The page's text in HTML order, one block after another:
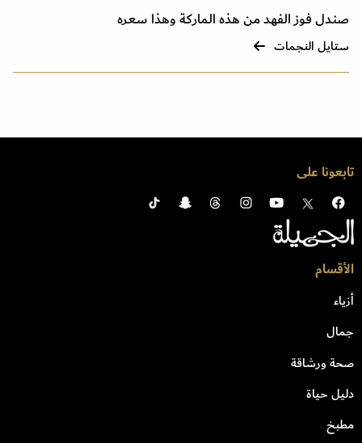
صندل فوز الفهد من هذه الماركة وهذا سعره
ستايل النجمات
تابعونا على
الأقسام
أزياء
جمال
صحة ورشاقة
دليل حياة
مطبخ